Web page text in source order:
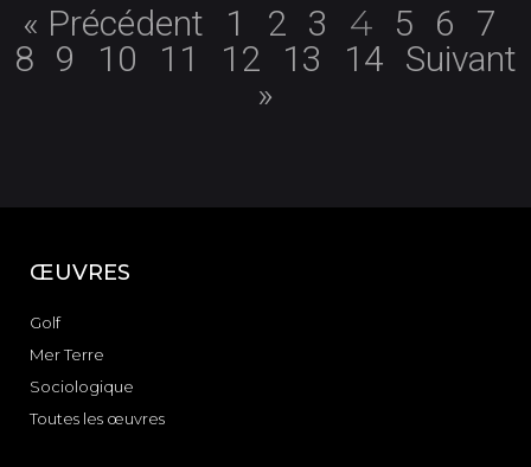
« Précédent 1 2 3 4 5 6 7
8 9 10 11 12 13 14 Suivant
»
ŒUVRES
Golf
Mer Terre
Sociologique
Toutes les œuvres